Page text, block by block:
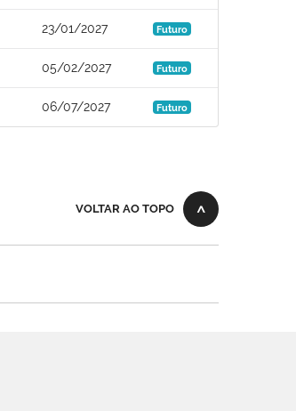
23/01/2027 Futuro
05/02/2027 Futuro
06/07/2027 Futuro
VOLTAR AO TOPO